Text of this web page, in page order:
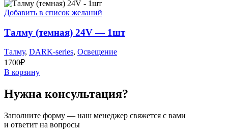
Добавить в список желаний
Талму (темная) 24V — 1шт
Талму, DARK-series, Освещение
1700₽
В корзину
Нужна консультация?
Заполните форму — наш менеджер свяжется с вами
и ответит на вопросы